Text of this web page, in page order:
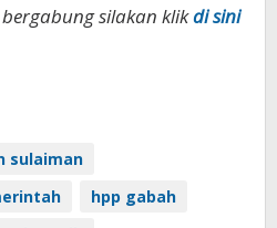
silakan klikdi sini
sulaiman
hpp gabah